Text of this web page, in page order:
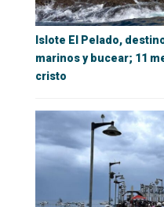
Islote El Pelado,
marinos y bucear; 11
cristo